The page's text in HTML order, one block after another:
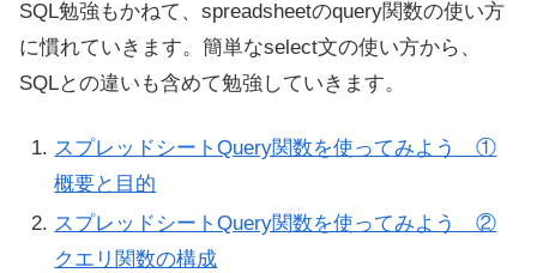
SQL勉強もかねて、spreadsheetのquery関数の使い方
に慣れていきます。簡単なselect文の使い方から、
SQLとの違いも含めて勉強していきます。
スプレッドシートQuery関数を使ってみよう ①
概要と目的
スプレッドシートQuery関数を使ってみよう ②
クエリ関数の構成